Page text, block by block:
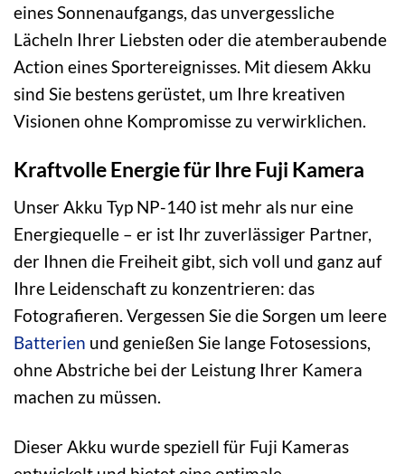
eines Sonnenaufgangs, das unvergessliche
Lächeln Ihrer Liebsten oder die atemberaubende
Action eines Sportereignisses. Mit diesem Akku
sind Sie bestens gerüstet, um Ihre kreativen
Visionen ohne Kompromisse zu verwirklichen.
Kraftvolle Energie für Ihre Fuji Kamera
Unser Akku Typ NP-140 ist mehr als nur eine
Energiequelle – er ist Ihr zuverlässiger Partner,
der Ihnen die Freiheit gibt, sich voll und ganz auf
Ihre Leidenschaft zu konzentrieren: das
Fotografieren. Vergessen Sie die Sorgen um leere
Batterien und genießen Sie lange Fotosessions,
ohne Abstriche bei der Leistung Ihrer Kamera
machen zu müssen.
Dieser Akku wurde speziell für Fuji Kameras